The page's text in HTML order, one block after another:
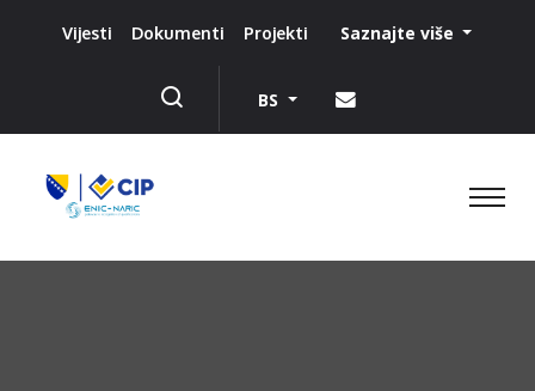
Vijesti Dokumenti Projekti Saznajte više
BS